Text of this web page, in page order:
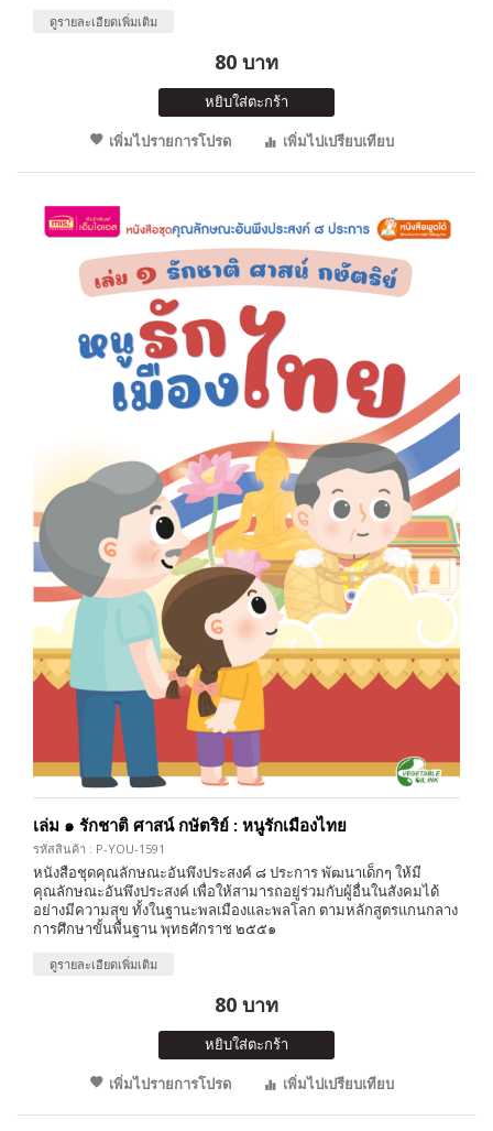
ดูรายละเอียดเพิ่มเติม
80 บาท
หยิบใส่ตะกร้า
เพิ่มไปรายการโปรด
เพิ่มไปเปรียบเทียบ
เล่ม ๑ รักชาติ ศาสน์ กษัตริย์ : หนูรักเมืองไทย
รหัสสินค้า : P-YOU-1591
หนังสือชุดคุณลักษณะอันพึงประสงค์ ๘ ประการ พัฒนาเด็กๆ ให้มี
คุณลักษณะอันพึงประสงค์ เพื่อให้สามารถอยู่ร่วมกับผู้อื่นในสังคมได้
อย่างมีความสุข ทั้งในฐานะพลเมืองและพลโลก ตามหลักสูตรแกนกลาง
การศึกษาขั้นพื้นฐาน พุทธศักราช ๒๕๕๑
ดูรายละเอียดเพิ่มเติม
80 บาท
หยิบใส่ตะกร้า
เพิ่มไปรายการโปรด
เพิ่มไปเปรียบเทียบ